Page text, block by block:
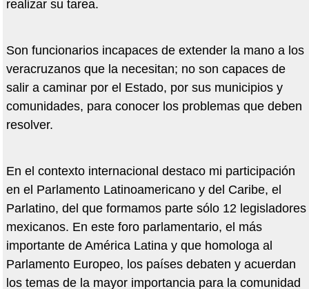
realizar su tarea.
Son funcionarios incapaces de extender la mano a los
veracruzanos que la necesitan; no son capaces de
salir a caminar por el Estado, por sus municipios y
comunidades, para conocer los problemas que deben
resolver.
En el contexto internacional destaco mi participación
en el Parlamento Latinoamericano y del Caribe, el
Parlatino, del que formamos parte sólo 12 legisladores
mexicanos. En este foro parlamentario, el más
importante de América Latina y que homologa al
Parlamento Europeo, los países debaten y acuerdan
los temas de la mayor importancia para la comunidad